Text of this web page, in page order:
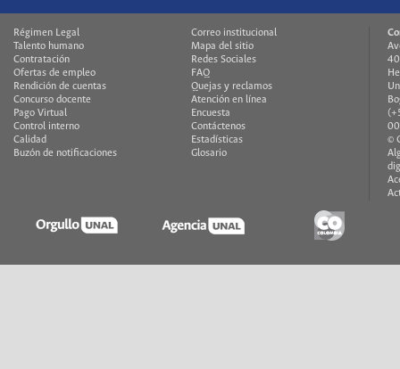
Régimen Legal
Talento humano
Contratación
Ofertas de empleo
Rendición de cuentas
Concurso docente
Pago Virtual
Control interno
Calidad
Buzón de notificaciones
Correo institucional
Mapa del sitio
Redes Sociales
FAQ
Quejas y reclamos
Atención en línea
Encuesta
Contáctenos
Estadísticas
Glosario
©